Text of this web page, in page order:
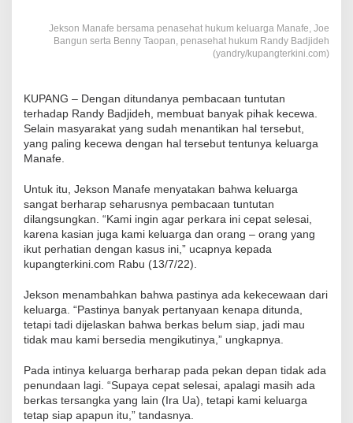
Jekson Manafe bersama penasehat hukum keluarga Manafe, Joe
Bangun serta Benny Taopan, penasehat hukum Randy Badjideh
(yandry/kupangterkini.com)
KUPANG – Dengan ditundanya pembacaan tuntutan
terhadap Randy Badjideh, membuat banyak pihak kecewa.
Selain masyarakat yang sudah menantikan hal tersebut,
yang paling kecewa dengan hal tersebut tentunya keluarga
Manafe.
Untuk itu, Jekson Manafe menyatakan bahwa keluarga
sangat berharap seharusnya pembacaan tuntutan
dilangsungkan. “Kami ingin agar perkara ini cepat selesai,
karena kasian juga kami keluarga dan orang – orang yang
ikut perhatian dengan kasus ini,” ucapnya kepada
kupangterkini.com Rabu (13/7/22).
Jekson menambahkan bahwa pastinya ada kekecewaan dari
keluarga. “Pastinya banyak pertanyaan kenapa ditunda,
tetapi tadi dijelaskan bahwa berkas belum siap, jadi mau
tidak mau kami bersedia mengikutinya,” ungkapnya.
Pada intinya keluarga berharap pada pekan depan tidak ada
penundaan lagi. “Supaya cepat selesai, apalagi masih ada
berkas tersangka yang lain (Ira Ua), tetapi kami keluarga
tetap siap apapun itu,” tandasnya.